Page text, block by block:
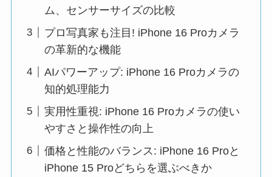
ム、センサーサイズの比較
プロ写真家も注目! iPhone 16 Proカメラ
の革新的な機能
AIパワーアップ: iPhone 16 Proカメラの
知的処理能力
実用性重視: iPhone 16 Proカメラの使い
やすさと操作性の向上
価格と性能のバランス: iPhone 16 Proと
iPhone 15 Proどちらを選ぶべきか